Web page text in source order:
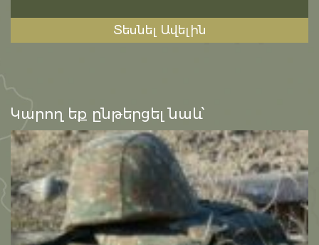
Տեսնել Ավելին
Կարող եք ընթերցել նաև՝